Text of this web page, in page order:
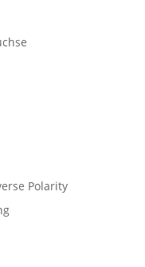
Polarity